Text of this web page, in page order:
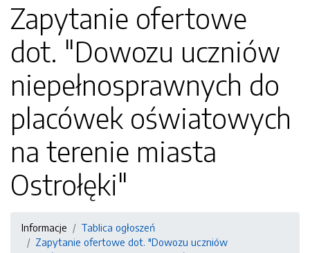
Zapytanie ofertowe
dot. "Dowozu uczniów
niepełnosprawnych do
placówek oświatowych
na terenie miasta
Ostrołęki"
Informacje
Tablica ogłoszeń
Zapytanie ofertowe dot. "Dowozu uczniów